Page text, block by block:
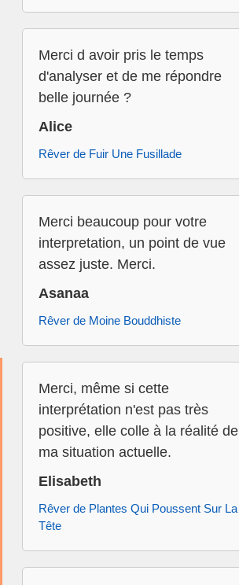
Merci d avoir pris le temps
d'analyser et de me répondre
belle journée ?
Alice
Rêver de Fuir Une Fusillade
Merci beaucoup pour votre
interpretation, un point de vue
assez juste. Merci.
Asanaa
Rêver de Moine Bouddhiste
Merci, même si cette
interprétation n'est pas très
positive, elle colle à la réalité de
ma situation actuelle.
Elisabeth
Rêver de Plantes Qui Poussent Sur La
Tête